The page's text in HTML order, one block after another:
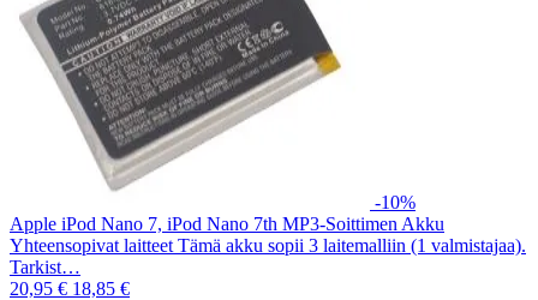
-10%
Apple iPod Nano 7, iPod Nano 7th MP3-Soittimen Akku
Yhteensopivat laitteet Tämä akku sopii 3 laitemalliin (1 valmistajaa).
Tarkist…
20,95 € 18,85 €